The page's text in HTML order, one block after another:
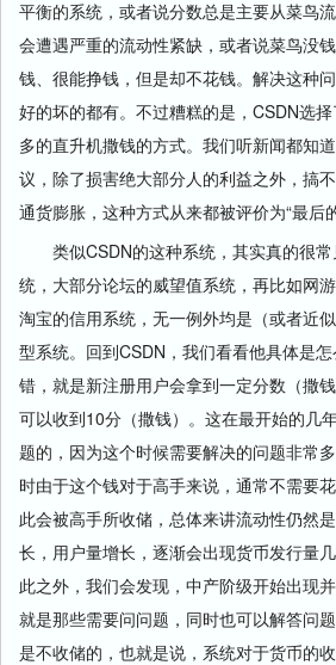
平衡的系统，或者说分数总是主要从菜鸟
会遭遇严重的流动性紧缺，或者说菜鸟没
钱、很能挣钱，但是却不花钱。解决这种
好的坏的都有。不过糟糕的是，CSDN选
多的直升机撒钱的方式。我们听新闻都知
议，除了损害绝大部分人的利益之外，搞
通货膨胀，这种方式从来都被评价为“最后
类似CSDN的这种系统，其实真的很常
统，大部分论坛的威望值系统，再比如网
淘宝的信用系统，无一例外均是（或者近
型系统。回到CSDN，我们看看他具体是
错，就是新注册用户会拿到一定分数（撒
可以收到10分（撒钱）。这在最开始的几
题的，因为这个时候需要解决的问题非常
时由于这个钱对于高手来说，通常不需要
此会被高手所收储，总体来讲流动性仍然
长，用户量增长，逐渐会出现货币发行量
此之外，我们会发现，中产阶级开始出现
就是那些需要问问题，同时也可以解答问
是不收储的，也就是说，系统对于货币的